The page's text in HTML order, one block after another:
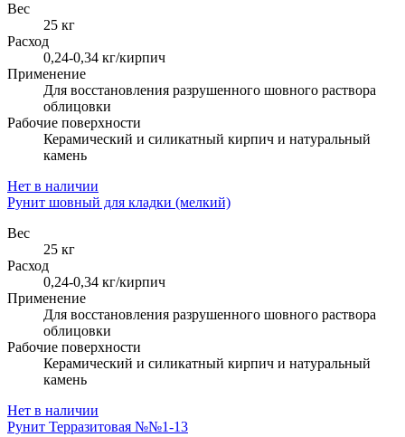
Вес
25 кг
Расход
0,24-0,34 кг/кирпич
Применение
Для восстановления разрушенного шовного раствора
облицовки
Рабочие поверхности
Керамический и силикатный кирпич и натуральный
камень
Нет в наличии
Рунит шовный для кладки (мелкий)
Вес
25 кг
Расход
0,24-0,34 кг/кирпич
Применение
Для восстановления разрушенного шовного раствора
облицовки
Рабочие поверхности
Керамический и силикатный кирпич и натуральный
камень
Нет в наличии
Рунит Терразитовая №№1-13